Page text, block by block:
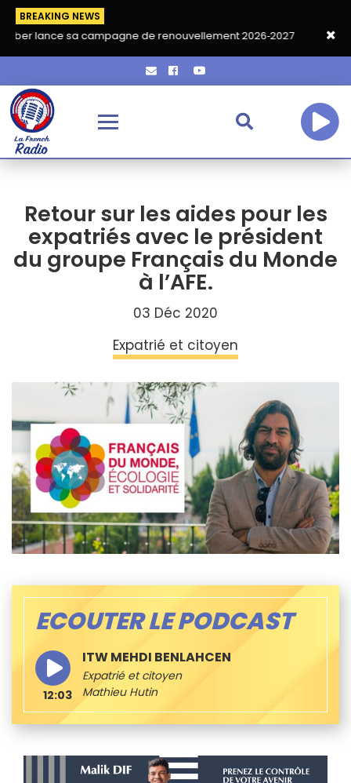
BREAKING NEWS
sa campagne de renouvellement 2026‑2027 Grand café de
Retour sur les aides pour les
expatriés avec le président
du groupe Français du Monde
à l’AFE.
03 Déc 2020
Expatrié et citoyen
ECOUTER LE PODCAST
ITW MEHDI BENLAHCEN
Expatrié et citoyen
Mathieu Hutin
12:03